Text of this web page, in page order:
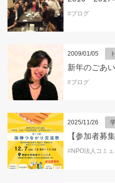
#ブログ
2009/01/05
新年のごあ
#ブログ
2025/11/26
#NPO法人コミ